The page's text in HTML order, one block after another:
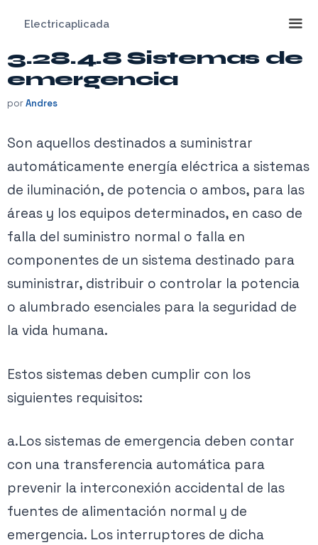
contenido
Electricaplicada
3.28.4.8 Sistemas de
emergencia
porAndres
Son aquellos destinados a suministrar
automáticamente energía eléctrica a sistemas
de iluminación, de potencia o ambos, para las
áreas y los equipos determinados, en caso de
falla del suministro normal o falla en
componentes de un sistema destinado para
suministrar, distribuir o controlar la potencia
o alumbrado esenciales para la seguridad de
la vida humana.
Estos sistemas deben cumplir con los
siguientes requisitos:
a.Los sistemas de emergencia deben contar
con una transferencia automática para
prevenir la interconexión accidental de las
fuentes de alimentación normal y de
emergencia. Los interruptores de dicha